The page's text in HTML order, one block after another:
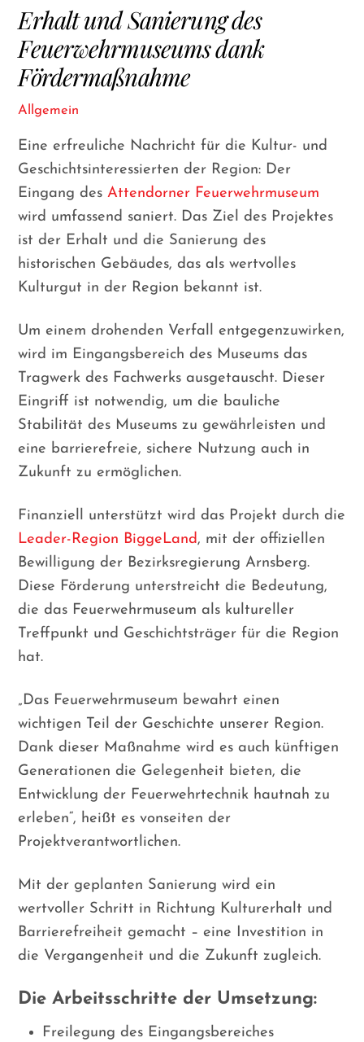
Erhalt und Sanierung des
Feuerwehrmuseums dank
Fördermaßnahme
Allgemein
Eine erfreuliche Nachricht für die Kultur- und
Geschichtsinteressierten der Region: Der
Eingang desAttendorner Feuerwehrmuseum
wird umfassend saniert. Das Ziel des Projektes
ist der Erhalt und die Sanierung des
historischen Gebäudes, das als wertvolles
Kulturgut in der Region bekannt ist.
Um einem drohenden Verfall entgegenzuwirken,
wird im Eingangsbereich des Museums das
Tragwerk des Fachwerks ausgetauscht. Dieser
Eingriff ist notwendig, um die bauliche
Stabilität des Museums zu gewährleisten und
eine barrierefreie, sichere Nutzung auch in
Zukunft zu ermöglichen.
Finanziell unterstützt wird das Projekt durch die
Leader-Region BiggeLand, mit der offiziellen
Bewilligung der Bezirksregierung Arnsberg.
Diese Förderung unterstreicht die Bedeutung,
die das Feuerwehrmuseum als kultureller
Treffpunkt und Geschichtsträger für die Region
hat.
„Das Feuerwehrmuseum bewahrt einen
wichtigen Teil der Geschichte unserer Region.
Dank dieser Maßnahme wird es auch künftigen
Generationen die Gelegenheit bieten, die
Entwicklung der Feuerwehrtechnik hautnah zu
erleben“, heißt es vonseiten der
Projektverantwortlichen.
Mit der geplanten Sanierung wird ein
wertvoller Schritt in Richtung Kulturerhalt und
Barrierefreiheit gemacht – eine Investition in
die Vergangenheit und die Zukunft zugleich.
Die Arbeitsschritte der Umsetzung:
Freilegung des Eingangsbereiches